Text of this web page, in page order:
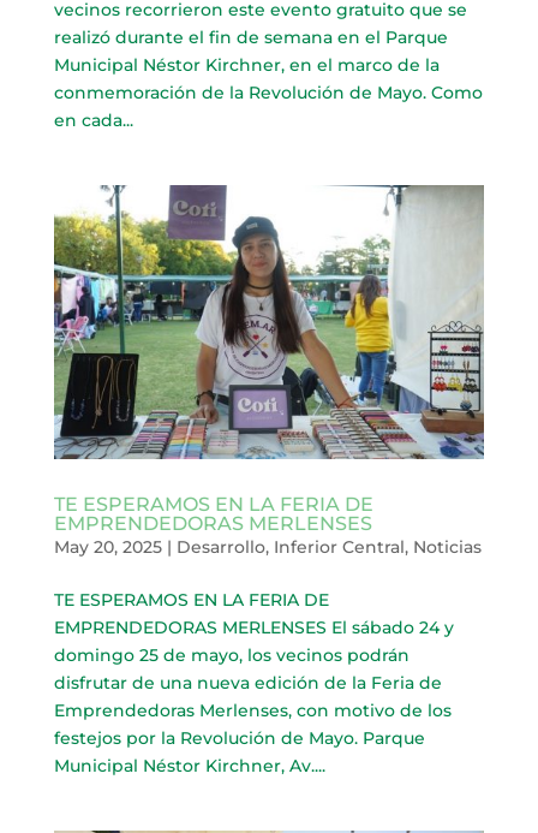
vecinos recorrieron este evento gratuito que se
realizó durante el fin de semana en el Parque
Municipal Néstor Kirchner, en el marco de la
conmemoración de la Revolución de Mayo. Como
en cada...
TE ESPERAMOS EN LA FERIA DE
EMPRENDEDORAS MERLENSES
May 20, 2025| Desarrollo, Inferior Central, Noticias
TE ESPERAMOS EN LA FERIA DE
EMPRENDEDORAS MERLENSES El sábado 24 y
domingo 25 de mayo, los vecinos podrán
disfrutar de una nueva edición de la Feria de
Emprendedoras Merlenses, con motivo de los
festejos por la Revolución de Mayo. Parque
Municipal Néstor Kirchner, Av....